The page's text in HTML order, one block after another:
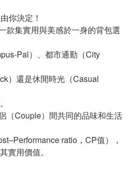
你決定！
款集實用與美感於一身的背包選
Pal）、都市通勤（City
）還是休閒時光（Casual
（Couple）間共同的品味和生活
ratio，CP值），
實用價值。